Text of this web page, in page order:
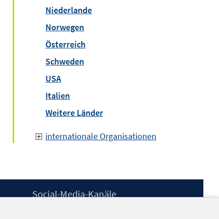
Niederlande
Norwegen
Österreich
Schweden
USA
Italien
Weitere Länder
internationale Organisationen
Social-Media-Kanäle